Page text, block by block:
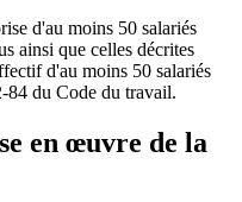
d'au moins 50 salariés
ainsi que celles décrites
d'au moins 50 salariés
84 du Code du travail.
en œuvre de la